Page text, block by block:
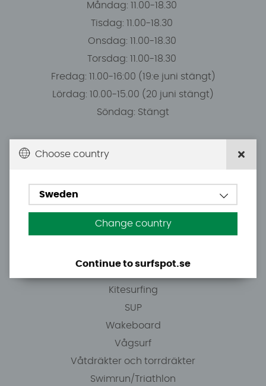
Måndag: 11.00-18.30
Tisdag: 11.00-18.30
Onsdag: 11.00-18.30
Torsdag: 11.00-18.30
Fredag: 11.00-16:00 (19:e juni stängt)
Lördag: 10.00-15.00 (20 juni stängt)
Söndag: Stängt
Du kan hämta ordrar efter överenskommelse från
E-post: info@surfspot.se
Kitesurfing
SUP
Wakeboard
Vågsurf
Våtdräkter och torrdräkter
Swimrun/Triathlon
Choose country
Sweden
Change country
Continue to surfspot.se